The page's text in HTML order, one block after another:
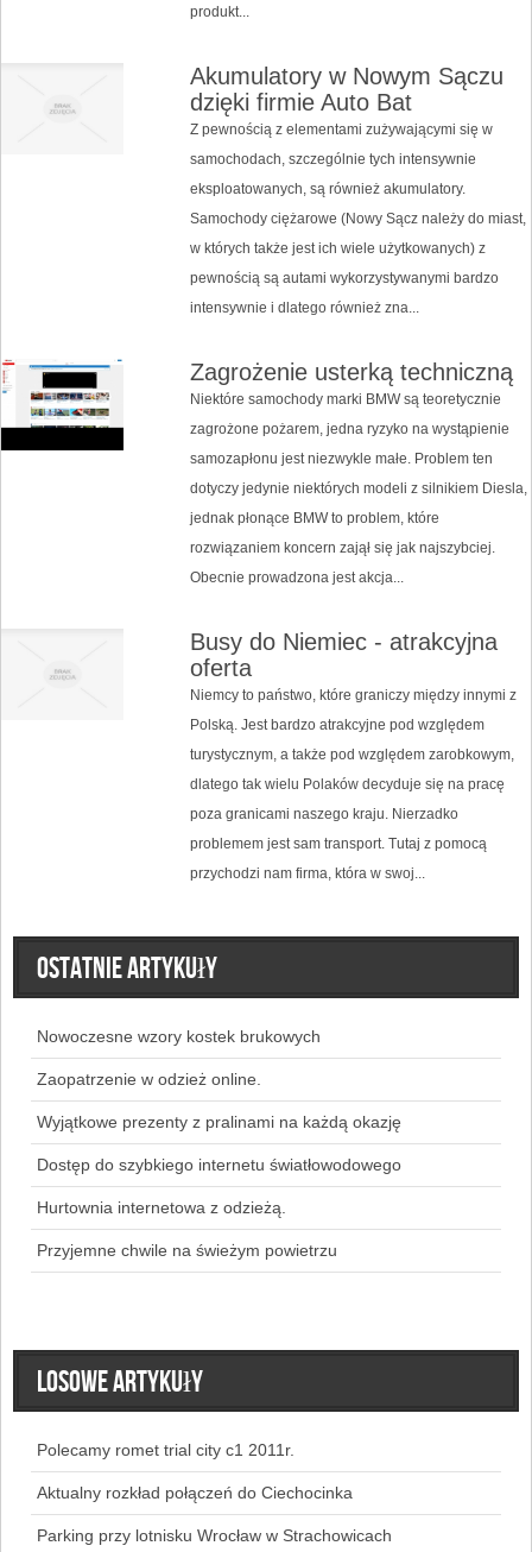
produkt...
Akumulatory w Nowym Sączu
dzięki firmie Auto Bat
Z pewnością z elementami zużywającymi się w
samochodach, szczególnie tych intensywnie
eksploatowanych, są również akumulatory.
Samochody ciężarowe (Nowy Sącz należy do miast,
w których także jest ich wiele użytkowanych) z
pewnością są autami wykorzystywanymi bardzo
intensywnie i dlatego również zna...
Zagrożenie usterką techniczną
Niektóre samochody marki BMW są teoretycznie
zagrożone pożarem, jedna ryzyko na wystąpienie
samozapłonu jest niezwykle małe. Problem ten
dotyczy jedynie niektórych modeli z silnikiem Diesla,
jednak płonące BMW to problem, które
rozwiązaniem koncern zajął się jak najszybciej.
Obecnie prowadzona jest akcja...
Busy do Niemiec - atrakcyjna
oferta
Niemcy to państwo, które graniczy między innymi z
Polską. Jest bardzo atrakcyjne pod względem
turystycznym, a także pod względem zarobkowym,
dlatego tak wielu Polaków decyduje się na pracę
poza granicami naszego kraju. Nierzadko
problemem jest sam transport. Tutaj z pomocą
przychodzi nam firma, która w swoj...
Ostatnie artykuły
Nowoczesne wzory kostek brukowych
Zaopatrzenie w odzież online.
Wyjątkowe prezenty z pralinami na każdą okazję
Dostęp do szybkiego internetu światłowodowego
Hurtownia internetowa z odzieżą.
Przyjemne chwile na świeżym powietrzu
Losowe artykuły
Polecamy romet trial city c1 2011r.
Aktualny rozkład połączeń do Ciechocinka
Parking przy lotnisku Wrocław w Strachowicach